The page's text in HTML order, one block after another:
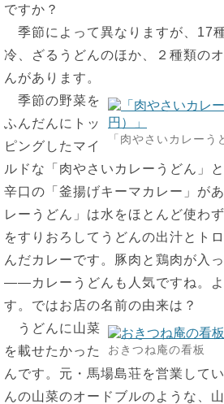
ですか？
季節によって異なりますが、17
冷、ざるうどんのほか、２種類の
んがあります。
「肉やさいカレーう
季節の野菜を
ふんだんにトッ
ピングしたマイ
ルドな「肉やさいカレーうどん」
辛口の「釜揚げキーマカレー」が
レーうどん」は水をほとんど使わ
をすりおろしてうどんの出汁とト
んだカレーです。豚肉と鶏肉が入っ
――カレーうどんも人気ですね。よ
す。ではお店の名前の由来は？
おきつね庵の看板
うどんに山菜
を載せたかった
んです。元・馬場島荘を営業して
んの山菜のオードブルのような、